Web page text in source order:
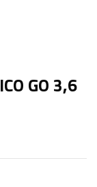
GO 3,6